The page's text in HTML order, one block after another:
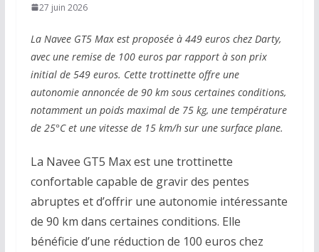
27 juin 2026
La Navee GT5 Max est proposée à 449 euros chez Darty,
avec une remise de 100 euros par rapport à son prix
initial de 549 euros. Cette trottinette offre une
autonomie annoncée de 90 km sous certaines conditions,
notamment un poids maximal de 75 kg, une température
de 25°C et une vitesse de 15 km/h sur une surface plane.
La Navee GT5 Max est une trottinette
confortable capable de gravir des pentes
abruptes et d’offrir une autonomie intéressante
de 90 km dans certaines conditions. Elle
bénéficie d’une réduction de 100 euros chez